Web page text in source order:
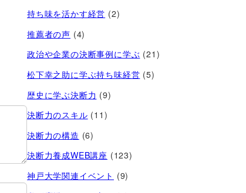
持ち味を活かす経営​ (2)
推薦者の声 (4)
政治や企業の決断事例に学ぶ (21)
松下幸之助に学ぶ持ち味経営 (5)
歴史に学ぶ決断力 (9)
決断力のスキル (11)
決断力の構造 (6)
決断力養成WEB講座 (123)
神戸大学関連イベント (9)